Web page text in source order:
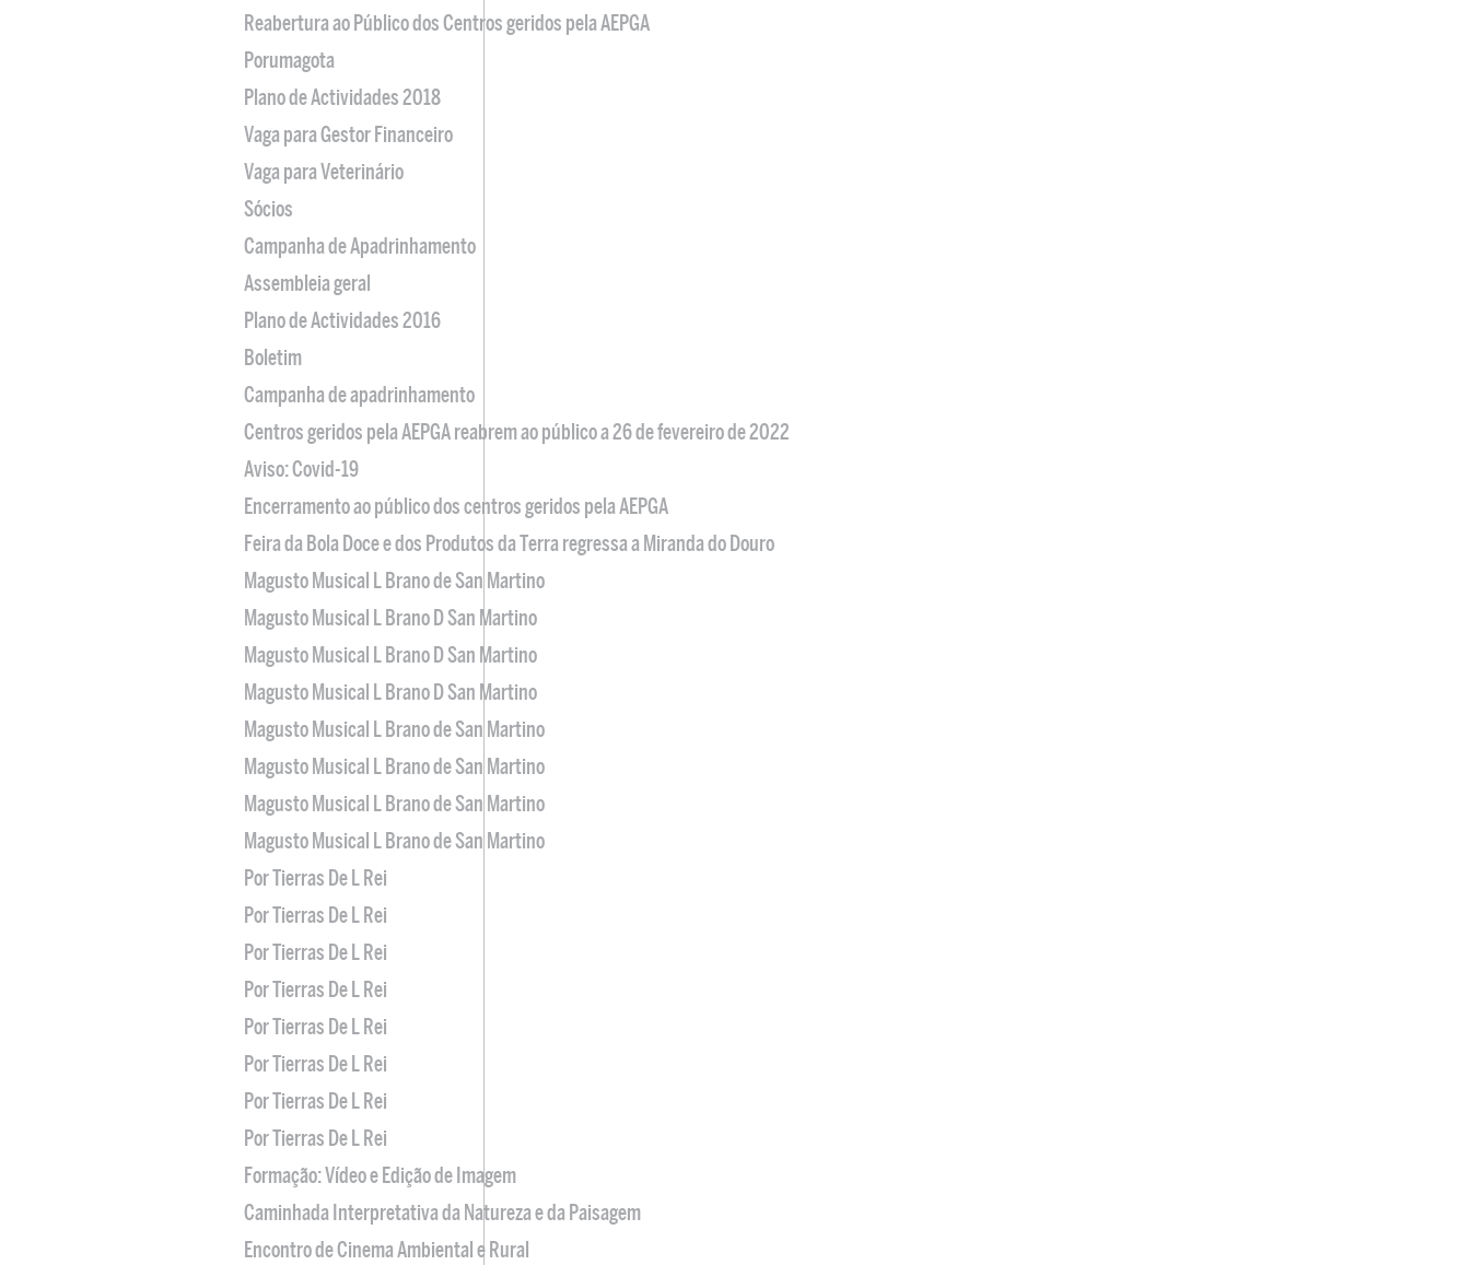
Reabertura ao Público dos Centros geridos pela AEPGA
Porumagota
Plano de Actividades 2018
Vaga para Gestor Financeiro
Vaga para Veterinário
Sócios
Campanha de Apadrinhamento
Assembleia geral
Plano de Actividades 2016
Boletim
Campanha de apadrinhamento
Centros geridos pela AEPGA reabrem ao público a 26 de fevereiro de 2022
Aviso: Covid-19
Encerramento ao público dos centros geridos pela AEPGA
Feira da Bola Doce e dos Produtos da Terra regressa a Miranda do Douro
Magusto Musical L Brano de San Martino
Magusto Musical L Brano D San Martino
Magusto Musical L Brano D San Martino
Magusto Musical L Brano D San Martino
Magusto Musical L Brano de San Martino
Magusto Musical L Brano de San Martino
Magusto Musical L Brano de San Martino
Magusto Musical L Brano de San Martino
Por Tierras De L Rei
Por Tierras De L Rei
Por Tierras De L Rei
Por Tierras De L Rei
Por Tierras De L Rei
Por Tierras De L Rei
Por Tierras De L Rei
Por Tierras De L Rei
Formação: Vídeo e Edição de Imagem
Caminhada Interpretativa da Natureza e da Paisagem
Encontro de Cinema Ambiental e Rural